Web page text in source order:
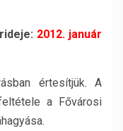
2012. január
értesítjük. A
a Fővárosi